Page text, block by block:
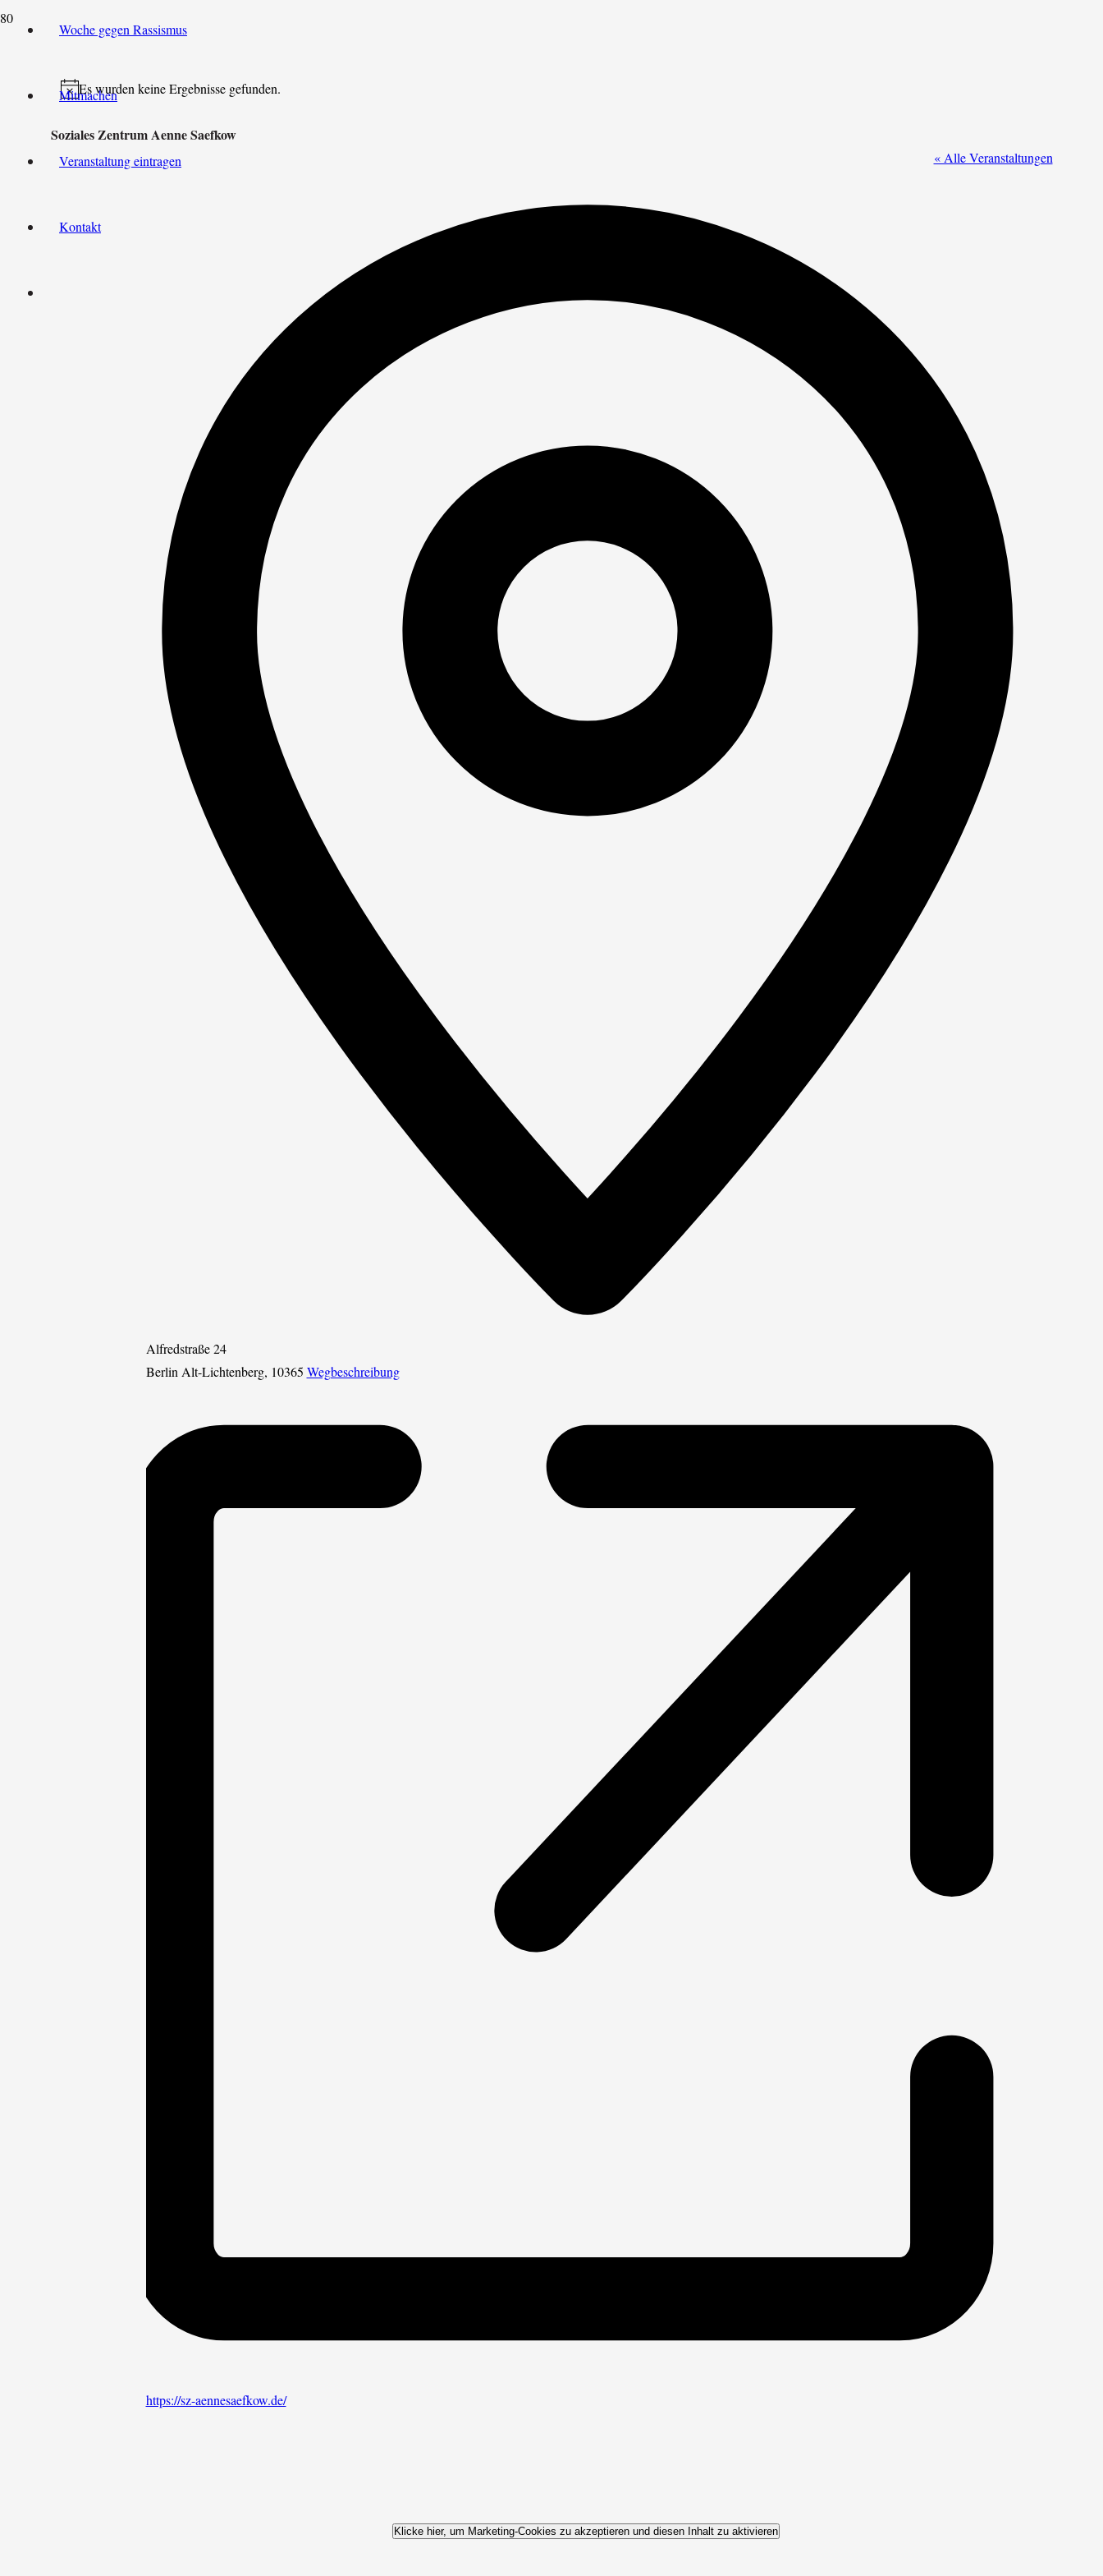
Woche gegen Rassismus
Mitmachen
Veranstaltung eintragen
Kontakt
Hinweis
Es wurden keine Ergebnisse gefunden.
Soziales Zentrum Aenne Saefkow
« Alle Veranstaltungen
Alfredstraße 24
Berlin Alt-Lichtenberg, 10365 Wegbeschreibung
Webseite
https://sz-aennesaefkow.de/
Klicke hier, um Marketing-Cookies zu akzeptieren und diesen Inhalt zu aktivieren